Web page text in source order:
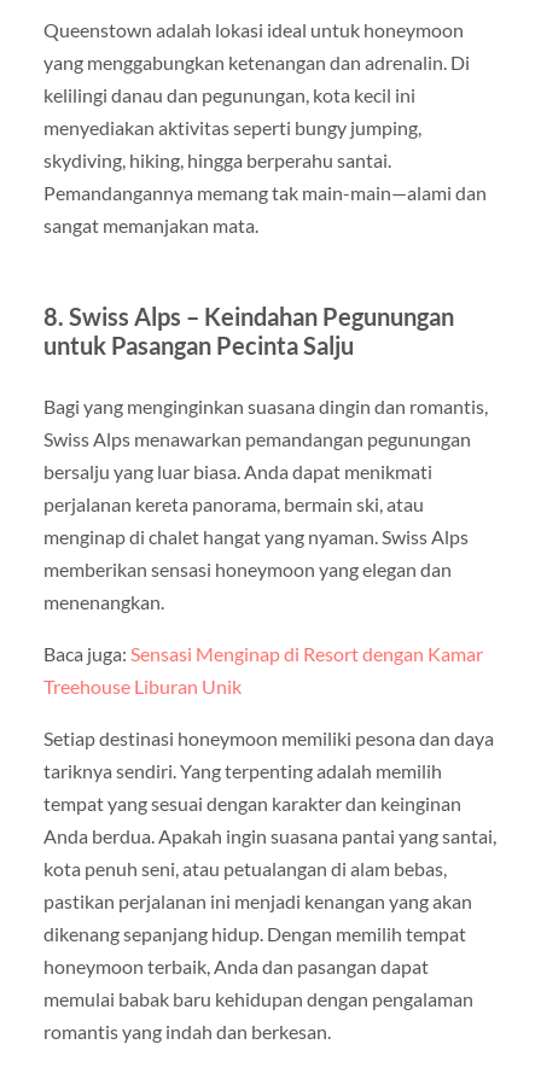
Queenstown adalah lokasi ideal untuk honeymoon
yang menggabungkan ketenangan dan adrenalin. Di
kelilingi danau dan pegunungan, kota kecil ini
menyediakan aktivitas seperti bungy jumping,
skydiving, hiking, hingga berperahu santai.
Pemandangannya memang tak main-main—alami dan
sangat memanjakan mata.
8. Swiss Alps – Keindahan Pegunungan
untuk Pasangan Pecinta Salju
Bagi yang menginginkan suasana dingin dan romantis,
Swiss Alps menawarkan pemandangan pegunungan
bersalju yang luar biasa. Anda dapat menikmati
perjalanan kereta panorama, bermain ski, atau
menginap di chalet hangat yang nyaman. Swiss Alps
memberikan sensasi honeymoon yang elegan dan
menenangkan.
Baca juga: Sensasi Menginap di Resort dengan Kamar
Treehouse Liburan Unik
Setiap destinasi honeymoon memiliki pesona dan daya
tariknya sendiri. Yang terpenting adalah memilih
tempat yang sesuai dengan karakter dan keinginan
Anda berdua. Apakah ingin suasana pantai yang santai,
kota penuh seni, atau petualangan di alam bebas,
pastikan perjalanan ini menjadi kenangan yang akan
dikenang sepanjang hidup. Dengan memilih tempat
honeymoon terbaik, Anda dan pasangan dapat
memulai babak baru kehidupan dengan pengalaman
romantis yang indah dan berkesan.